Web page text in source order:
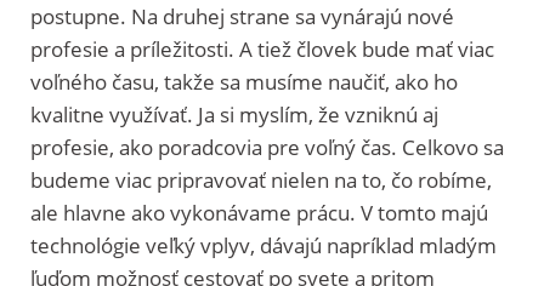
postupne. Na druhej strane sa vynárajú nové
profesie a príležitosti. A tiež človek bude mať viac
voľného času, takže sa musíme naučiť, ako ho
kvalitne využívať. Ja si myslím, že vzniknú aj
profesie, ako poradcovia pre voľný čas. Celkovo sa
budeme viac pripravovať nielen na to, čo robíme,
ale hlavne ako vykonávame prácu. V tomto majú
technológie veľký vplyv, dávajú napríklad mladým
ľuďom možnosť cestovať po svete a pritom